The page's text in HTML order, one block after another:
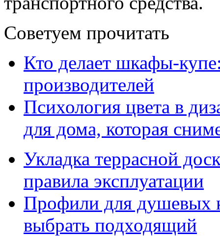
Советуем прочитать
Кто делает шкафы-
производителей
Психология цвета в
для дома, которая
Укладка террасной
правила эксплуатации
Профили для душевых
выбрать подходящий